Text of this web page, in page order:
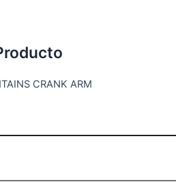
CRANK ARM